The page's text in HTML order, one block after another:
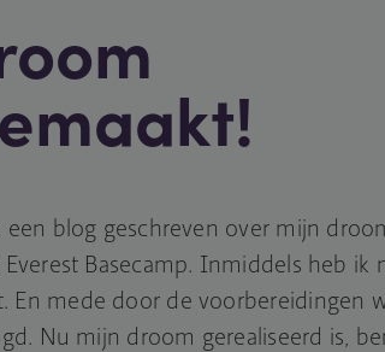
blog geschreven over mijn
Basecamp. Inmiddels heb ik
En mede door de voorbereidingen
Nu mijn droom gerealiseerd is,